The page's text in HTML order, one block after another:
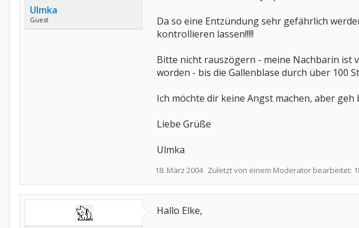
Ulmka
Guest
Da so eine Entzündung sehr gefährlich
kontrollieren lassen!!!!!
Bitte nicht rauszögern - meine Nachbarin ist
worden - bis die Gallenblase durch über 100
Ich möchte dir keine Angst machen, aber
Liebe Grüße
Ulmka
18. März 2004 Zuletzt von einem Moderator bearbeitet:
Hallo Elke,